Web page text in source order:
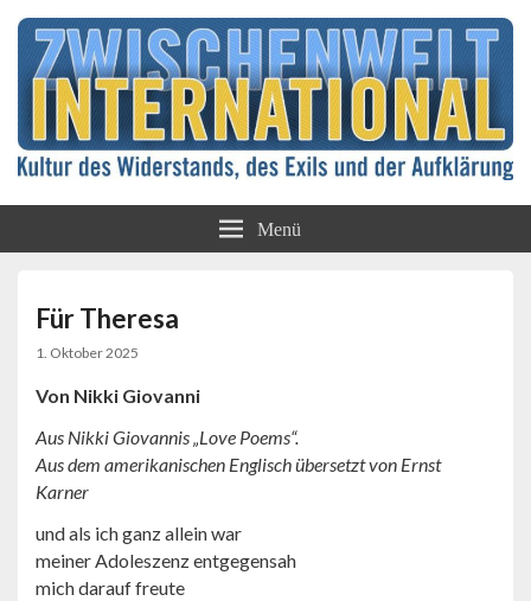
Zwischenwelt
International
Menü
Für Theresa
1. Oktober 2025
Von Nikki Giovanni
Aus Nikki Giovannis „Love Poems“.
Aus dem amerikanischen Englisch übersetzt von Ernst
Karner
und als ich ganz allein war
meiner Adoleszenz entgegensah
mich darauf freute